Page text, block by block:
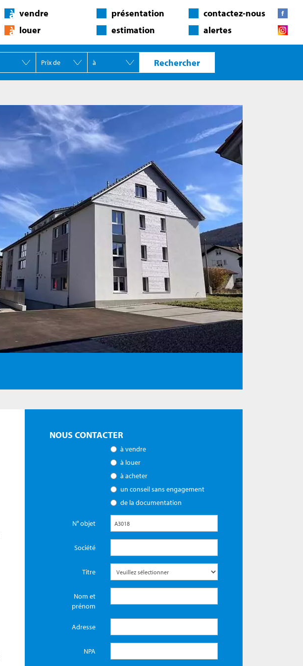
vendre
louer
présentation
estimation
contactez-nous
alertes
NOUS CONTACTER
à vendre
à louer
à acheter
un conseil sans engagement
de la documentation
N° objet
Société
Titre
Nom et
prénom
Adresse
NPA